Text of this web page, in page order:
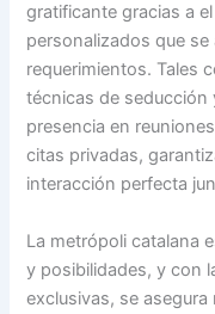
gratificante gracias a
personalizados que
requerimientos. Tales
técnicas de seducción
presencia en
citas privadas,
interacción perfecta
La metrópoli catalana
y posibilidades, y con
exclusivas, se